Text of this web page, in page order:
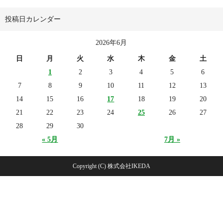
投稿日カレンダー
2026年6月
日 月 火 水 木 金 土
« 5月 7月 »
1 2 3 4 5
6
7
8 9 10 11 12
13
14
15 16 17 18 19
20
21
22 23 24 25 26
27
28
29 30
Copyright (C) 株式会社IKEDA